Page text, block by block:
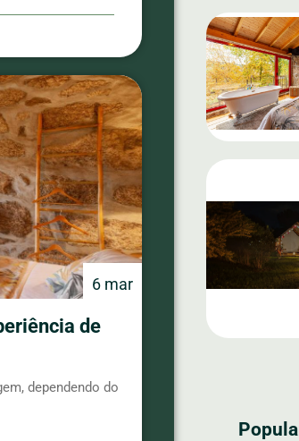
6 mar
de
dependendo do